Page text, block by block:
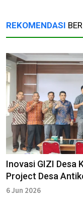
REKOMENDASI
Inovasi GIZI Desa
Project Desa
6 Jun 2026